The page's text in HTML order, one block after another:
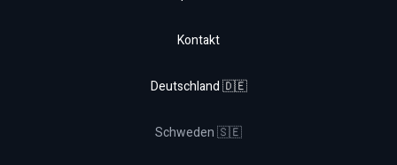
Kontakt
Deutschland 🇩🇪
Schweden 🇸🇪